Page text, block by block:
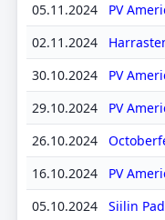
05.11.2024
PV
02.11.2024
30.10.2024
PV
29.10.2024
PV
26.10.2024
16.10.2024
PV
05.10.2024
Siilin